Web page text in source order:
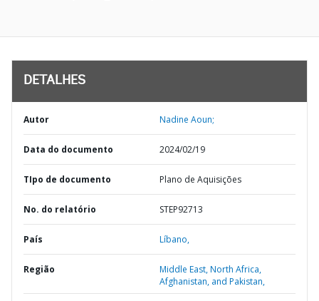
DETALHES
Autor Nadine Aoun;
Data do documento 2024/02/19
TIpo de documento Plano de Aquisições
No. do relatório STEP92713
País Líbano,
Região
Middle East, North Africa,
Afghanistan, and Pakistan,